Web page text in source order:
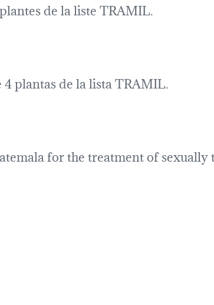
de la liste TRAMIL.
plantas de la lista TRAMIL.
for the treatment of sexually